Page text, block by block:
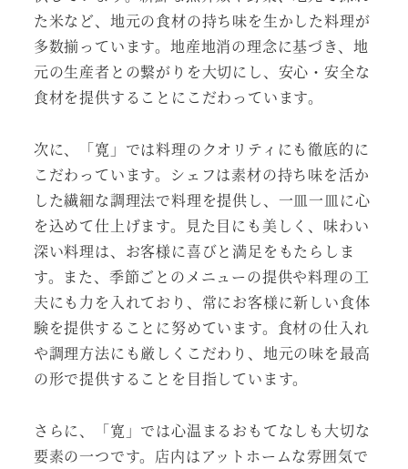
た米など、地元の食材の持ち味を生かした料理が
多数揃っています。地産地消の理念に基づき、地
元の生産者との繋がりを大切にし、安心・安全な
食材を提供することにこだわっています。
次に、「寛」では料理のクオリティにも徹底的に
こだわっています。シェフは素材の持ち味を活か
した繊細な調理法で料理を提供し、一皿一皿に心
を込めて仕上げます。見た目にも美しく、味わい
深い料理は、お客様に喜びと満足をもたらしま
す。また、季節ごとのメニューの提供や料理の工
夫にも力を入れており、常にお客様に新しい食体
験を提供することに努めています。食材の仕入れ
や調理方法にも厳しくこだわり、地元の味を最高
の形で提供することを目指しています。
さらに、「寛」では心温まるおもてなしも大切な
要素の一つです。店内はアットホームな雰囲気で